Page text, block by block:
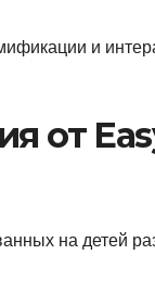
и
от
на детей